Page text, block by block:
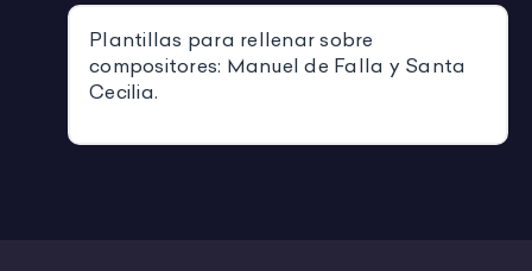
Plantillas para rellenar sobre
compositores: Manuel de Falla y Santa
Cecilia.